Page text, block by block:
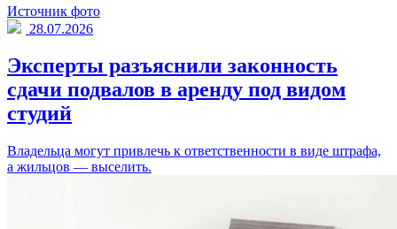
Источник фото
28.07.2026
Эксперты разъяснили законность
сдачи подвалов в аренду под видом
студий
Владельца могут привлечь к ответственности в виде штрафа,
а жильцов — выселить.